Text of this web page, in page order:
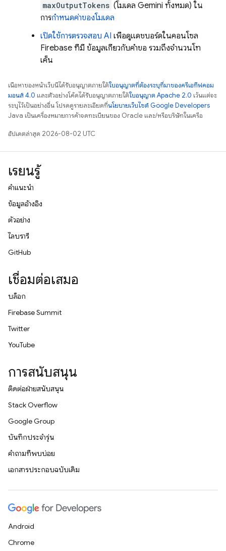
maxOutputTokens (โมเดล Gemini ทั้งหมด) ใน
การกำหนดค่าของโมเดล
เปิดใช้การตรวจสอบ AI เพื่อดูแดชบอร์ดในคอนโซล
Firebase ที่มี ข้อมูลเกี่ยวกับคำขอ รวมถึงจำนวนโท
เค็น
เนื้อหาของหน้าเว็บนี้ได้รับอนุญาตภายใต้ใบอนุญาตที่ต้องระบุที่มาของครีเอทีฟคอม
มอนส์ 4.0 และตัวอย่างโค้ดได้รับอนุญาตภายใต้ใบอนุญาต Apache 2.0 เว้นแต่จะ
ระบุไว้เป็นอย่างอื่น โปรดดูรายละเอียดที่นโยบายเว็บไซต์ Google Developers
Java เป็นเครื่องหมายการค้าจดทะเบียนของ Oracle และ/หรือบริษัทในเครือ
อัปเดตล่าสุด 2026-08-02 UTC
เรียนรู้
คำแนะนำ
ข้อมูลอ้างอิง
ตัวอย่าง
ไลบรารี
GitHub
เชื่อมต่อเสมอ
บล็อก
Firebase Summit
Twitter
YouTube
การสนับสนุน
ติดต่อฝ่ายสนับสนุน
Stack Overflow
Google Group
บันทึกประจำรุ่น
คำถามที่พบบ่อย
เอกสารประกอบฉบับเดิม
Android
Chrome